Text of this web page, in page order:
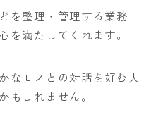
を整理・管理する業務
を満たしてくれます。
なモノとの対話を好む人
もしれません。